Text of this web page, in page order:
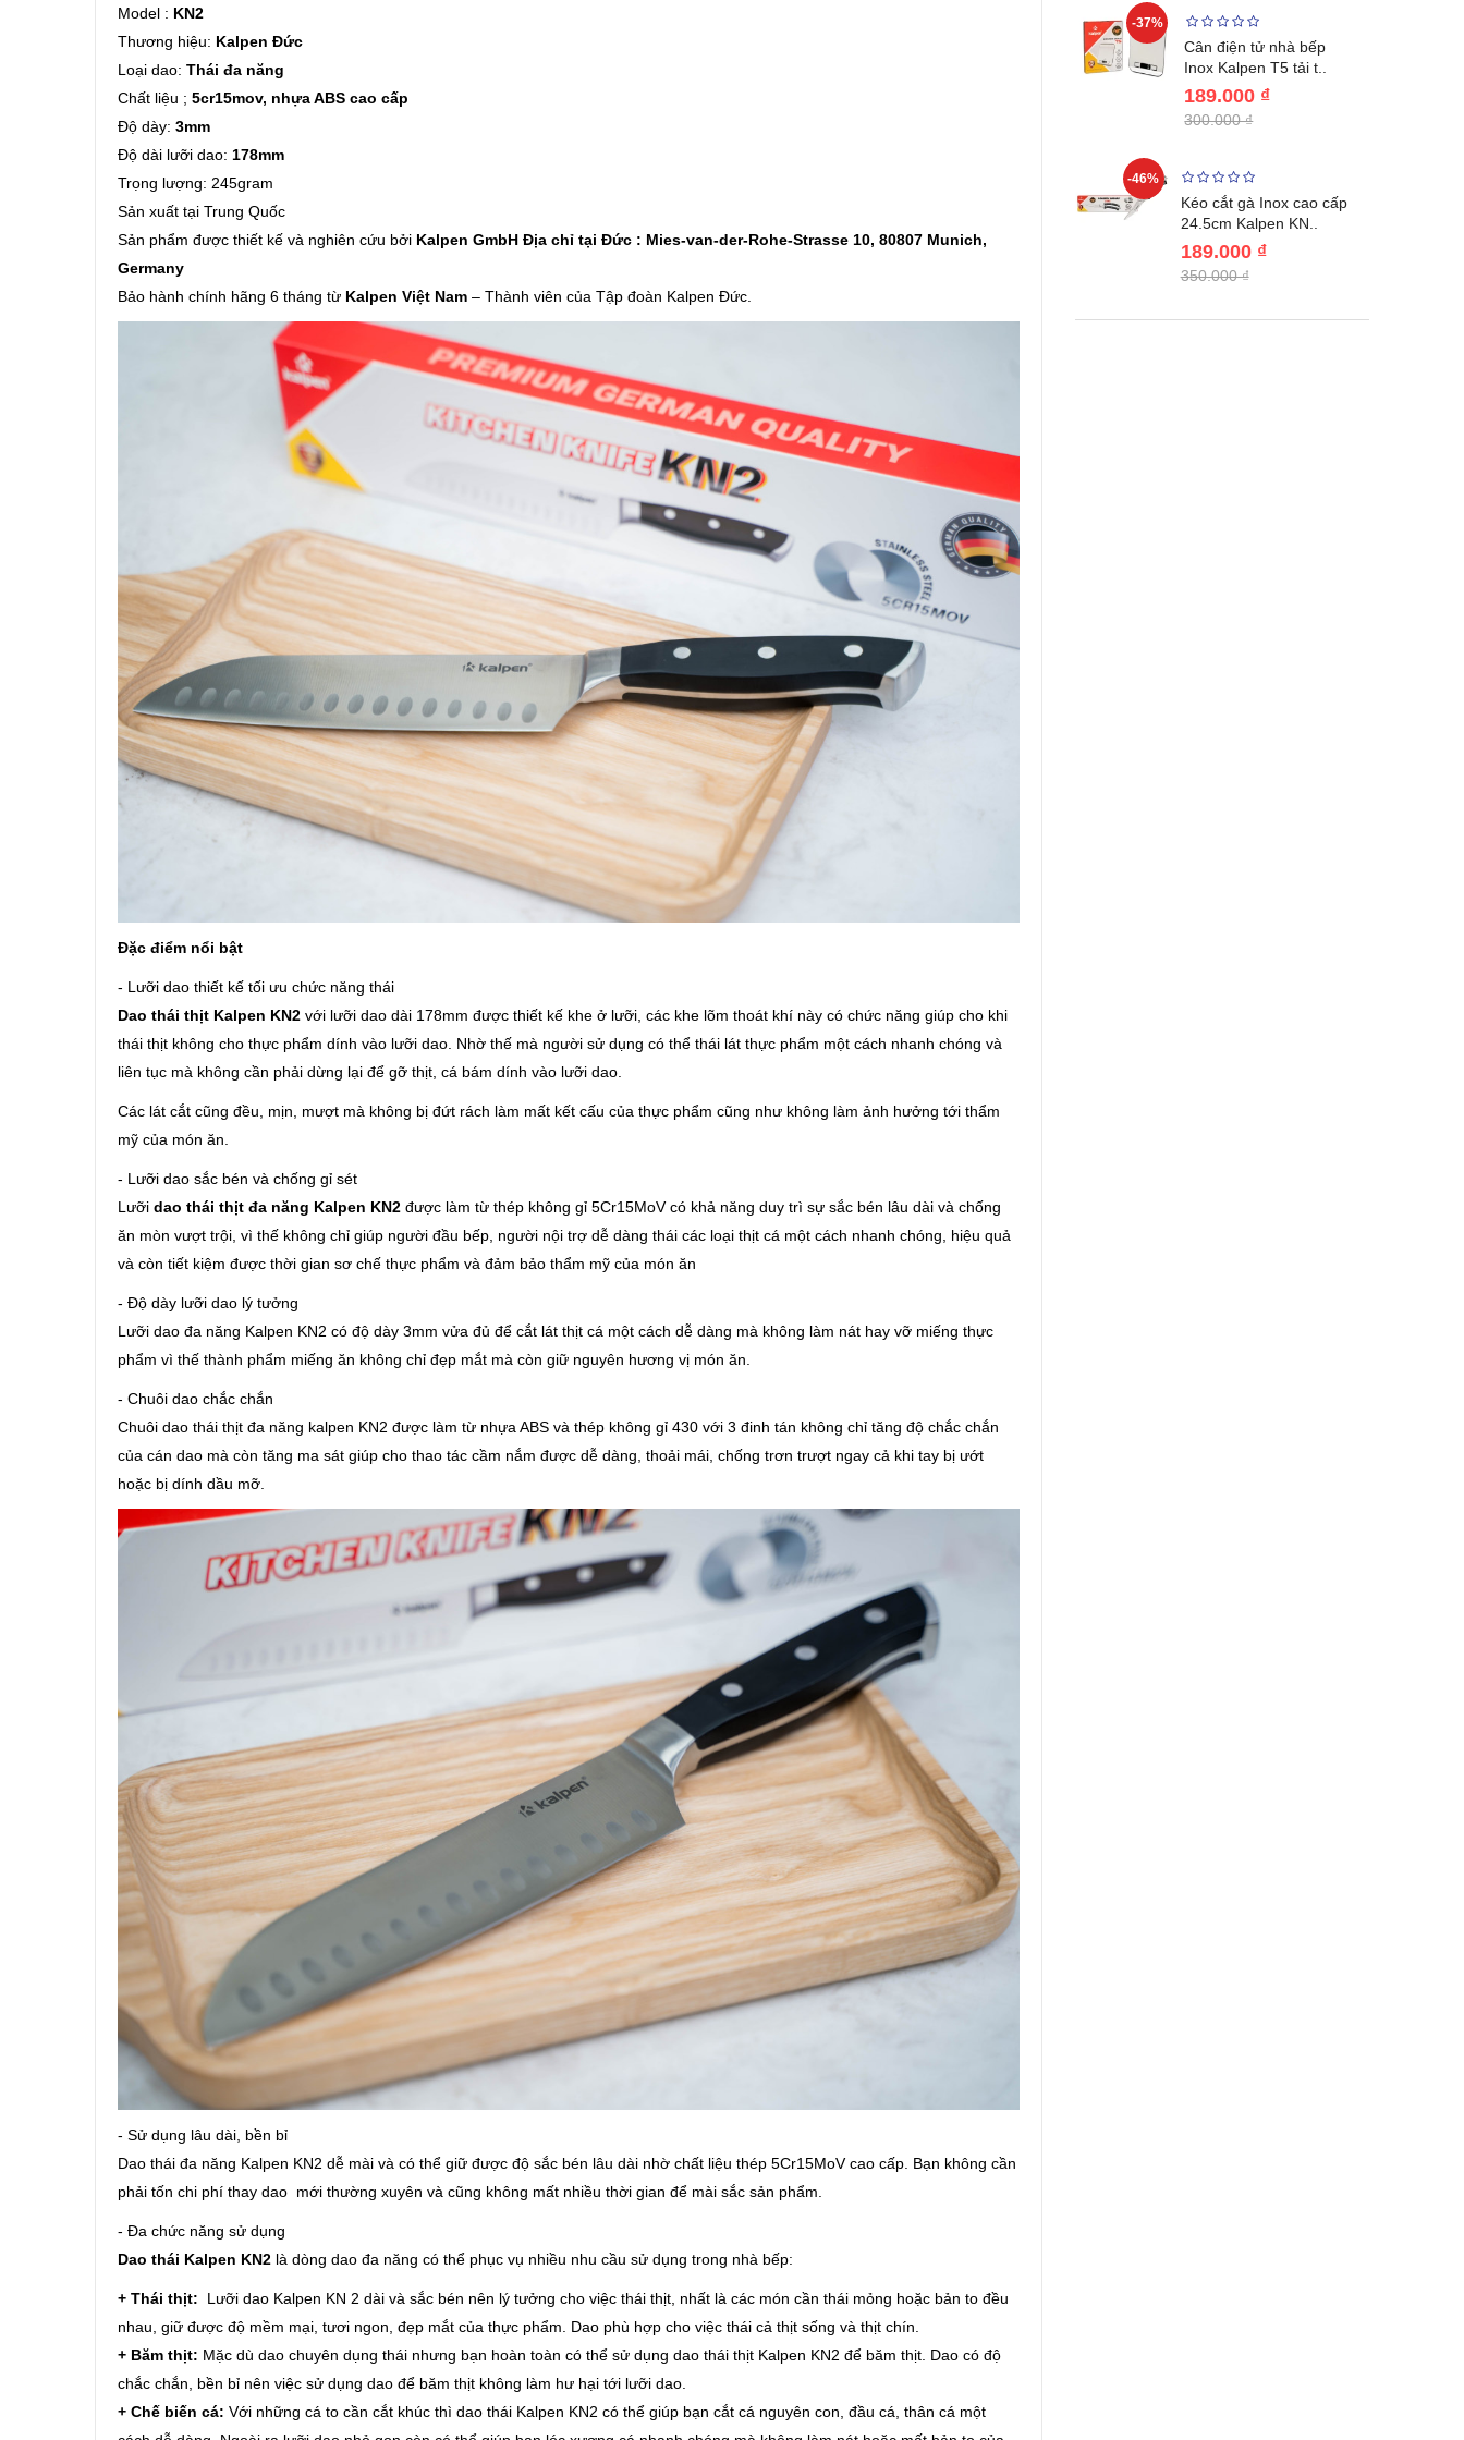
Model : KN2
Thương hiệu: Kalpen Đức
Loại dao: Thái đa năng
Chất liệu ; 5cr15mov, nhựa ABS cao cấp
Độ dày: 3mm
Độ dài lưỡi dao: 178mm
Trọng lượng: 245gram
Sản xuất tại Trung Quốc
Sản phẩm được thiết kế và nghiên cứu bởi Kalpen GmbH Địa chỉ tại Đức : Mies-van-der-Rohe-Strasse 10, 80807 Munich,
Germany
Bảo hành chính hãng 6 tháng từ Kalpen Việt Nam – Thành viên của Tập đoàn Kalpen Đức.
Đặc điểm nổi bật
- Lưỡi dao thiết kế tối ưu chức năng thái
Dao thái thịt Kalpen KN2 với lưỡi dao dài 178mm được thiết kế khe ở lưỡi, các khe lõm thoát khí này có chức năng giúp cho khi
thái thịt không cho thực phẩm dính vào lưỡi dao. Nhờ thế mà người sử dụng có thể thái lát thực phẩm một cách nhanh chóng và
liên tục mà không cần phải dừng lại để gỡ thịt, cá bám dính vào lưỡi dao.
Các lát cắt cũng đều, mịn, mượt mà không bị đứt rách làm mất kết cấu của thực phẩm cũng như không làm ảnh hưởng tới thẩm
mỹ của món ăn.
- Lưỡi dao sắc bén và chống gỉ sét
Lưỡi dao thái thịt đa năng Kalpen KN2 được làm từ thép không gỉ 5Cr15MoV có khả năng duy trì sự sắc bén lâu dài và chống
ăn mòn vượt trội, vì thế không chỉ giúp người đầu bếp, người nội trợ dễ dàng thái các loại thịt cá một cách nhanh chóng, hiệu quả
và còn tiết kiệm được thời gian sơ chế thực phẩm và đảm bảo thẩm mỹ của món ăn
- Độ dày lưỡi dao lý tưởng
Lưỡi dao đa năng Kalpen KN2 có độ dày 3mm vửa đủ để cắt lát thịt cá một cách dễ dàng mà không làm nát hay vỡ miếng thực
phẩm vì thế thành phẩm miếng ăn không chỉ đẹp mắt mà còn giữ nguyên hương vị món ăn.
- Chuôi dao chắc chắn
Chuôi dao thái thịt đa năng kalpen KN2 được làm từ nhựa ABS và thép không gỉ 430 với 3 đinh tán không chỉ tăng độ chắc chắn
của cán dao mà còn tăng ma sát giúp cho thao tác cầm nắm được dễ dàng, thoải mái, chống trơn trượt ngay cả khi tay bị ướt
hoặc bị dính dầu mỡ.
- Sử dụng lâu dài, bền bỉ
Dao thái đa năng Kalpen KN2 dễ mài và có thể giữ được độ sắc bén lâu dài nhờ chất liệu thép 5Cr15MoV cao cấp. Bạn không cần
phải tốn chi phí thay dao mới thường xuyên và cũng không mất nhiều thời gian để mài sắc sản phẩm.
- Đa chức năng sử dụng
Dao thái Kalpen KN2 là dòng dao đa năng có thể phục vụ nhiều nhu cầu sử dụng trong nhà bếp:
+ Thái thịt: Lưỡi dao Kalpen KN 2 dài và sắc bén nên lý tưởng cho việc thái thịt, nhất là các món cần thái mỏng hoặc bản to đều
nhau, giữ được độ mềm mại, tươi ngon, đẹp mắt của thực phẩm. Dao phù hợp cho việc thái cả thịt sống và thịt chín.
+ Băm thịt: Mặc dù dao chuyên dụng thái nhưng bạn hoàn toàn có thể sử dụng dao thái thịt Kalpen KN2 để băm thịt. Dao có độ
chắc chắn, bền bỉ nên việc sử dụng dao để băm thịt không làm hư hại tới lưỡi dao.
+ Chế biến cá: Với những cá to cần cắt khúc thì dao thái Kalpen KN2 có thể giúp bạn cắt cá nguyên con, đầu cá, thân cá một
189.000 ₫ 105.000 ₫
-37%
Cân điện tử nhà bếp
Inox Kalpen T5 tải t..
189.000 ₫
300.000 ₫
-46%
Kéo cắt gà Inox cao cấp
24.5cm Kalpen KN..
189.000 ₫
350.000 ₫